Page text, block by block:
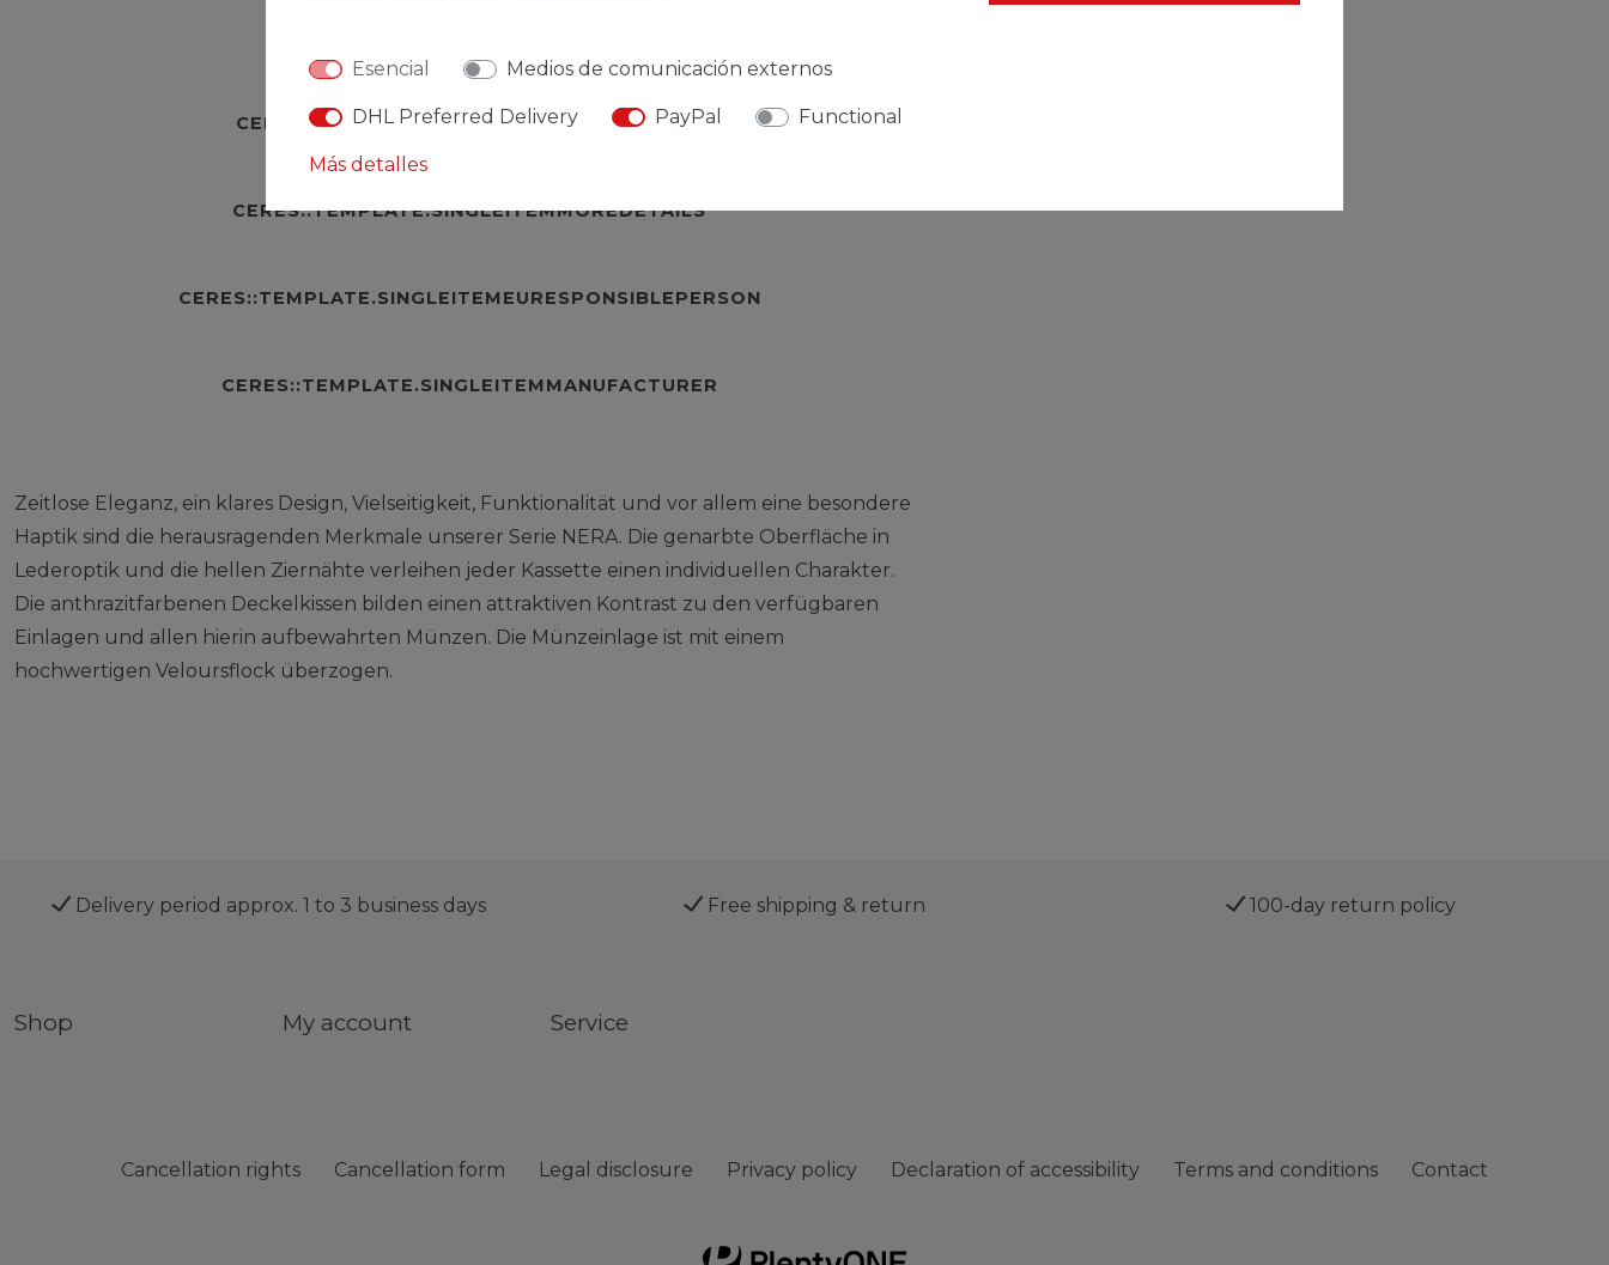
CERES::TEMPLATE.SINGLEITEMDESCRIPTION
CERES::TEMPLATE.SINGLEITEMMOREDETAILS
CERES::TEMPLATE.SINGLEITEMEURESPONSIBLEPERSON
CERES::TEMPLATE.SINGLEITEMMANUFACTURER
Zeitlose Eleganz, ein klares Design, Vielseitigkeit, Funktionalität und vor allem eine besondere
Haptik sind die herausragenden Merkmale unserer Serie NERA. Die genarbte Oberfläche in
Lederoptik und die hellen Ziernähte verleihen jeder Kassette einen individuellen Charakter.
Die anthrazitfarbenen Deckelkissen bilden einen attraktiven Kontrast zu den verfügbaren
Einlagen und allen hierin aufbewahrten Münzen. Die Münzeinlage ist mit einem
hochwertigen Veloursflock überzogen.
Delivery period approx. 1 to 3 business days Free shipping & return 100-day return policy
Shop My account Service
Cancellation rights Cancellation form Legal disclosure Privacy policy Declaration of accessibility Terms and conditions Contact
Esencial Medios de comunicación externos
DHL Preferred Delivery PayPal Functional
Más detalles